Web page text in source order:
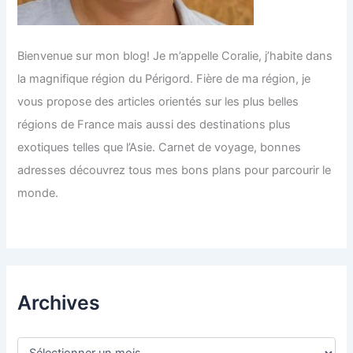
Bienvenue sur mon blog! Je m’appelle Coralie, j’habite dans
la magnifique région du Périgord. Fière de ma région, je
vous propose des articles orientés sur les plus belles
régions de France mais aussi des destinations plus
exotiques telles que l’Asie. Carnet de voyage, bonnes
adresses découvrez tous mes bons plans pour parcourir le
monde.
Archives
A